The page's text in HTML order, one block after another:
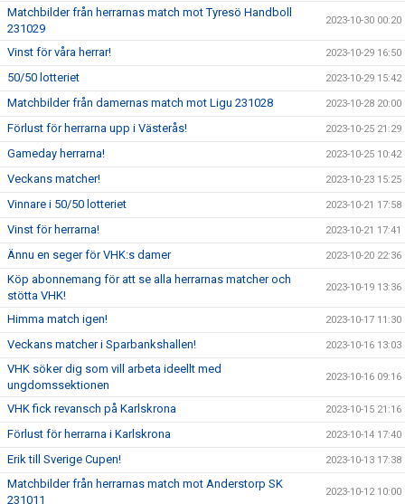
Matchbilder från herrarnas match mot Tyresö Handboll
231029
2023-10-30 00:20
Vinst för våra herrar! 2023-10-29 16:50
50/50 lotteriet 2023-10-29 15:42
Matchbilder från damernas match mot Ligu 231028 2023-10-28 20:00
Förlust för herrarna upp i Västerås! 2023-10-25 21:29
Gameday herrarna! 2023-10-25 10:42
Veckans matcher! 2023-10-23 15:25
Vinnare i 50/50 lotteriet 2023-10-21 17:58
Vinst för herrarna! 2023-10-21 17:41
Ännu en seger för VHK:s damer 2023-10-20 22:36
Köp abonnemang för att se alla herrarnas matcher och
stötta VHK!
2023-10-19 13:36
Himma match igen! 2023-10-17 11:30
Veckans matcher i Sparbankshallen! 2023-10-16 13:03
VHK söker dig som vill arbeta ideellt med
ungdomssektionen
2023-10-16 09:16
VHK fick revansch på Karlskrona 2023-10-15 21:16
Förlust för herrarna i Karlskrona 2023-10-14 17:40
Erik till Sverige Cupen! 2023-10-13 17:38
Matchbilder från herrarnas match mot Anderstorp SK
231011
2023-10-12 10:00